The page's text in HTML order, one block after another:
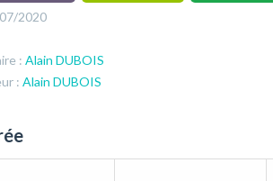
2020
: Alain DUBOIS
: Alain DUBOIS